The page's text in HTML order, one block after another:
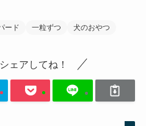
ード 一粒ずつ 犬のおやつ
ェアしてね！